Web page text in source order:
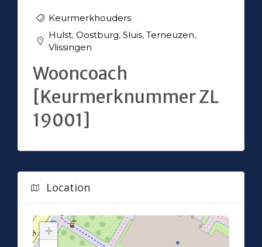
Keurmerkhouders
Hulst, Oostburg, Sluis, Terneuzen,
Vlissingen
Wooncoach
[Keurmerknummer ZL
19001]
Location
+